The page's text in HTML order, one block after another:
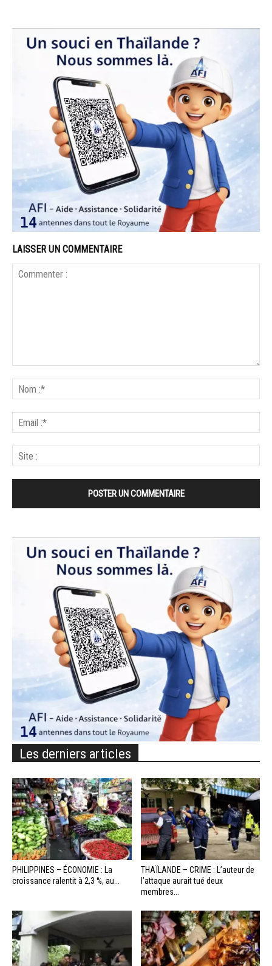
LAISSER UN COMMENTAIRE
Les derniers articles
PHILIPPINES – ÉCONOMIE : La
croissance ralentit à 2,3 %, au...
THAÏLANDE – CRIME : L’auteur de
l’attaque aurait tué deux
membres...